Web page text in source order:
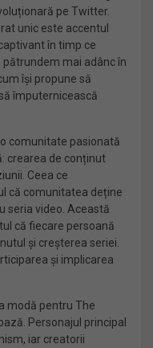
pe Twitter.
unic este accentul
în timp ce
mai adânc în
își propune să
împuternicească
o comunitate pasionată
crearea de conținut
Ceea ce
că comunitatea deține
seria video. Această
că fiecare persoană
și creșterea seriei.
și implicarea
modă pentru The
Personajul principal
iar creatorii